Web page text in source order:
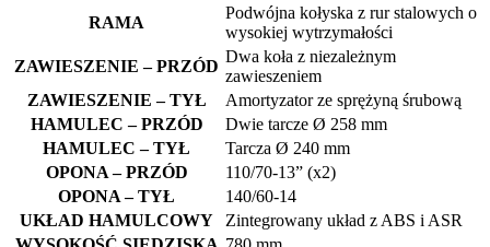
RAMA
Podwójna kołyska z rur stalowych o
wysokiej wytrzymałości
ZAWIESZENIE – PRZÓD
Dwa koła z niezależnym
zawieszeniem
ZAWIESZENIE – TYŁ
Amortyzator ze sprężyną śrubową
HAMULEC – PRZÓD
Dwie tarcze Ø 258 mm
HAMULEC – TYŁ
Tarcza Ø 240 mm
OPONA – PRZÓD
110/70-13” (x2)
OPONA – TYŁ
140/60-14
UKŁAD HAMULCOWY
Zintegrowany układ z ABS i ASR